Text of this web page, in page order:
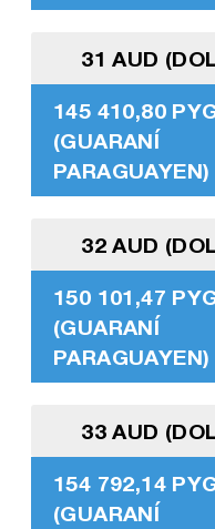
31 AUD
145 410,80
(GUARANÍ
PARAGUAYEN)
32 AUD
150 101,47
(GUARANÍ
PARAGUAYEN)
33 AUD
154 792,14
(GUARANÍ